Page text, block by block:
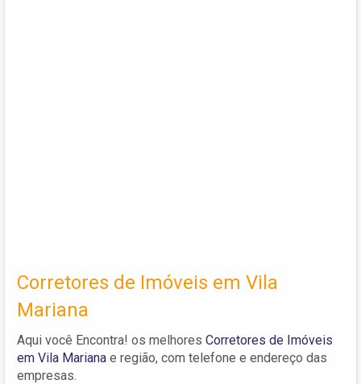
Corretores de Imóveis em Vila
Mariana
Aqui você Encontra! os melhores Corretores de Imóveis
em Vila Mariana e região, com telefone e endereço das
empresas.